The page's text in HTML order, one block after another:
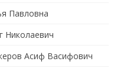
Павловна
Николаевич
Асиф Васифович